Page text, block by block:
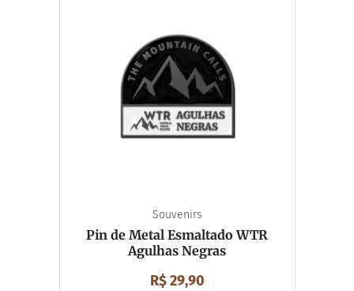
Souvenirs
Pin de Metal Esmaltado WTR
Agulhas Negras
R$29,90